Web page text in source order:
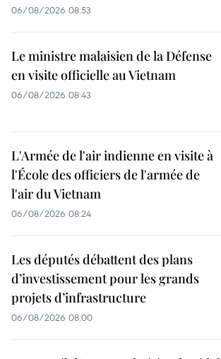
06/08/2026 08:53
Le ministre malaisien de la Défense
en visite officielle au Vietnam
06/08/2026 08:43
L'Armée de l'air indienne en visite à
l'École des officiers de l'armée de
l'air du Vietnam
06/08/2026 08:24
Les députés débattent des plans
d’investissement pour les grands
projets d’infrastructure
06/08/2026 08:00